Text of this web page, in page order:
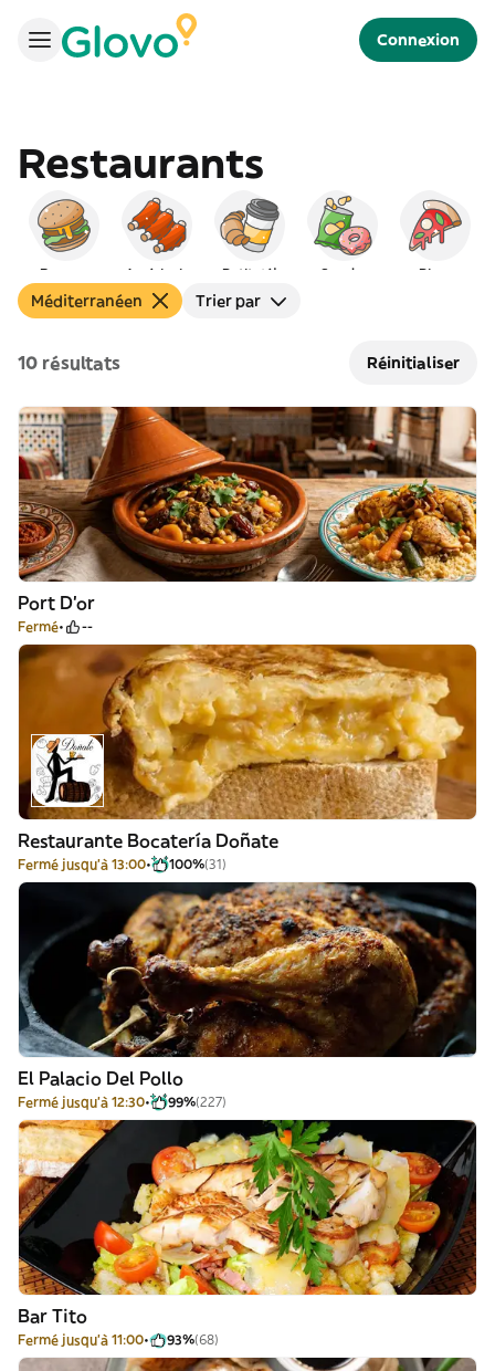
Connexion
Restaurants
Burgers Américain Petit déj Snacks Pizza
Méditerranéen Trier par
10 résultats Réinitialiser
Port D'or
Fermé --
Restaurante Bocatería Doñate
Fermé jusqu'à 13:00 100%(31)
El Palacio Del Pollo
Fermé jusqu'à 12:30 99%(227)
Bar Tito
Fermé jusqu'à 11:00 93%(68)